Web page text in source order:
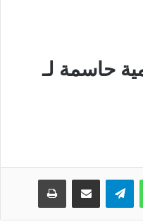
حاسمة لـ
واتساب تيلقرام مشاركة عبر البريد طباعة